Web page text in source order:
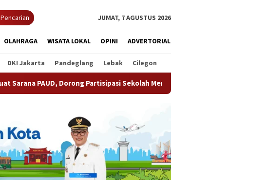
Pencarian JUMAT, 7 AGUSTUS 2026
OLAHRAGA WISATA LOKAL OPINI ADVERTORIAL
DKI Jakarta Pandeglang Lebak Cilegon
Dorong Partisipasi Sekolah Meningkat Pemkot Tangsel Matangkan